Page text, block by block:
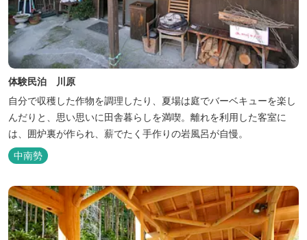
体験民泊 川原
自分で収穫した作物を調理したり、夏場は庭でバーベキューを楽し
んだりと、思い思いに田舎暮らしを満喫。離れを利用した客室に
は、囲炉裏が作られ、薪でたく手作りの岩風呂が自慢。
中南勢